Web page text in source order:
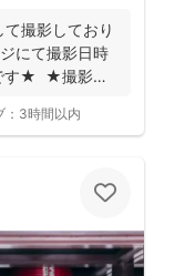
撮影しており
にて撮影日時
す★ ★撮影に
3時間以内